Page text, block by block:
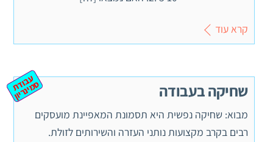
קרא עוד
שחיקה בעבודה ע
ב
וד
ת
ס
מ
ינ
ר
יון
מבוא: שחיקה נפשית היא תסמונת המאפיינת מועסקים
רבים בקרב מקצועות נותני העזרה והשירותים לזולת.